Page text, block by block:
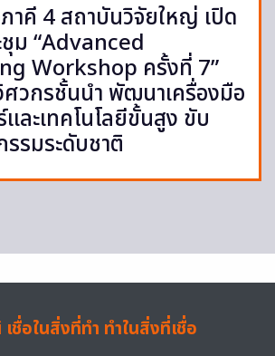
าคี 4 สถาบันวิจัยใหญ่ เปิด
ม “Advanced
Workshop ครั้งที่ 7”
ศวกรชั้นนำ พัฒนาเครื่องมือ
ละเทคโนโลยีขั้นสูง ขับ
รมระดับชาติ
ชื่อในสิ่งที่ทำ ทำในสิ่งที่เชื่อ